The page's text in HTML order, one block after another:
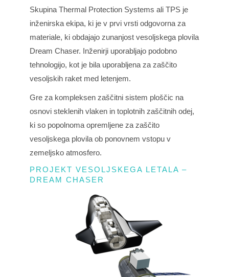
Skupina Thermal Protection Systems ali TPS je
inženirska ekipa, ki je v prvi vrsti odgovorna za
materiale, ki obdajajo zunanjost vesoljskega plovila
Dream Chaser. Inženirji uporabljajo podobno
tehnologijo, kot je bila uporabljena za zaščito
vesoljskih raket med letenjem.
Gre za kompleksen zaščitni sistem ploščic na
osnovi steklenih vlaken in toplotnih zaščitnih odej,
ki so popolnoma opremljene za zaščito
vesoljskega plovila ob ponovnem vstopu v
zemeljsko atmosfero.
PROJEKT VESOLJSKEGA LETALA –
DREAM CHASER